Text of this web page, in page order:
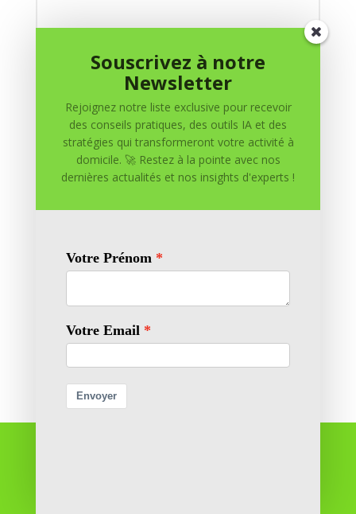
le navigateur pour mon prochain commentaire.
Soumettre le commentaire
Souscrivez à notre
Newsletter
Rejoignez notre liste exclusive pour recevoir
des conseils pratiques, des outils IA et des
stratégies qui transformeront votre activité à
domicile. 🚀 Restez à la pointe avec nos
dernières actualités et nos insights d'experts !